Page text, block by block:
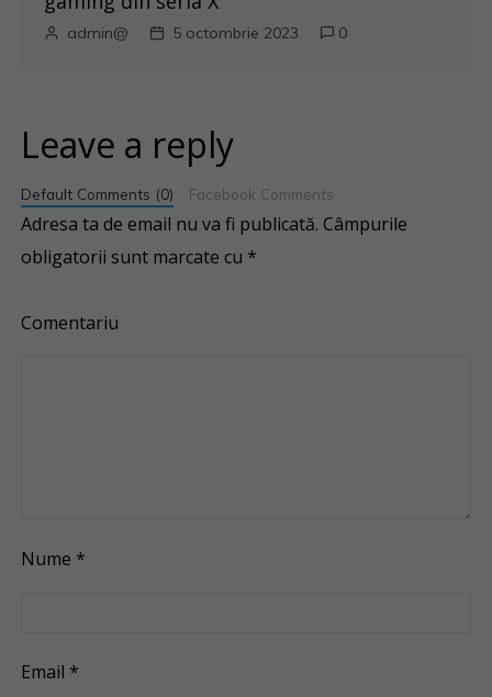
admin@ 5 octombrie 2023 0
Leave a reply
Default Comments (0) Facebook Comments
Adresa ta de email nu va fi publicată. Câmpurile
obligatorii sunt marcate cu *
Comentariu
Nume *
Email *